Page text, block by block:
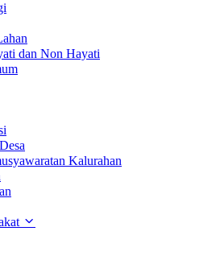
dan Non Hayati
Kalurahan